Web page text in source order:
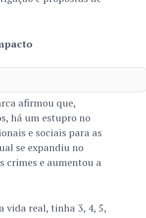
afirmou que,
há um estupro no
e sociais para as
se expandiu no
crimes e aumentou a
vida real, tinha 3, 4, 5,